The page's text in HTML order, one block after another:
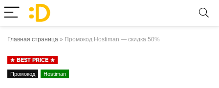
Главная страница » Промокод Hostiman — скидка 50%
BEST PRICE
Промокод Hostiman